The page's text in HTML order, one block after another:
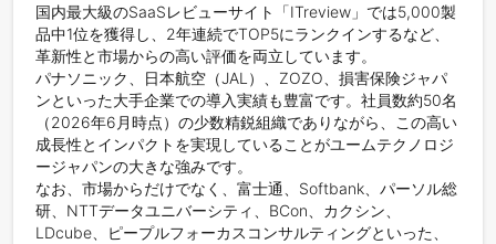
国内最大級のSaaSレビューサイト「ITreview」では5,000製
品中1位を獲得し、2年連続でTOP5にランクインするなど、
革新性と市場からの高い評価を両立しています。
パナソニック、日本航空（JAL）、ZOZO、損害保険ジャパ
ンといった大手企業での導入実績も豊富です。社員数約50名
（2026年6月時点）の少数精鋭組織でありながら、この高い
成長性とインパクトを実現していることがユームテクノロジ
ージャパンの大きな強みです。
なお、市場からだけでなく、富士通、Softbank、パーソル総
研、NTTデータユニバーシティ、BCon、カクシン、
LDcube、ピープルフォーカスコンサルティングといった、